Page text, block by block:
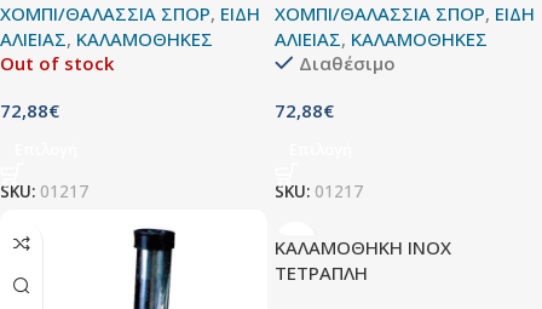
ΧΟΜΠΙ/ΘΑΛΑΣΣΙΑ ΣΠΟΡ, ΕΙΔΗ
ΑΛΙΕΙΑΣ, ΚΑΛΑΜΟΘΗΚΕΣ
Out of stock
72,88€
SKU: 01217
ΧΟΜΠΙ/ΘΑΛΑΣΣΙΑ ΣΠΟΡ, ΕΙΔΗ
ΑΛΙΕΙΑΣ, ΚΑΛΑΜΟΘΗΚΕΣ
Διαθέσιμο
72,88€
SKU: 01217
ΚΑΛΑΜΟΘΗΚΗ INOX
ΤΕΤΡΑΠΛΗ